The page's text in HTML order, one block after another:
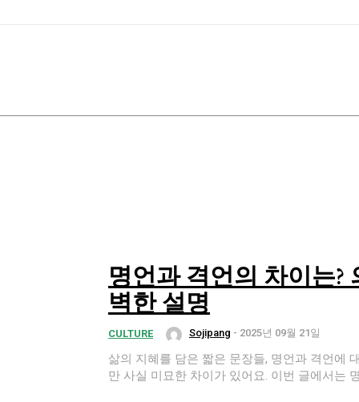
명언과 격언의 차이는
벽한 설명
CULTURE Sojipang - 2025년 09월 21일
삶의 지혜를 담은 짧은 문장들, 명언과 격언에
만 사실 미묘한 차이가 있어요. 이번 글에서는